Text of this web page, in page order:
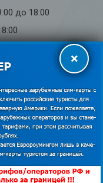
до 18:00
рус­ском языке
по РФ)
×